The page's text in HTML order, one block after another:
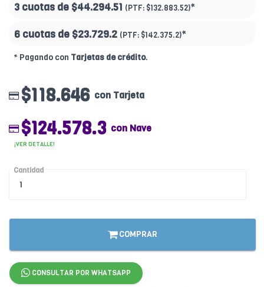
3 cuotas de $44.294.51 (PTF: $132.883.52)*
6 cuotas de $23.729.2 (PTF: $142.375.2)*
* Pagando con Tarjetas de crédito.
$118.646 con Tarjeta
$124.578.3 con Nave
¡VER DETALLE!
Cantidad
COMPRAR
CONSULTAR POR WHATSAPP